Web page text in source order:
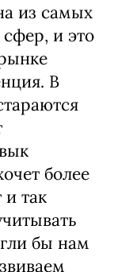
из самых
и это
В
более
так
бы нам